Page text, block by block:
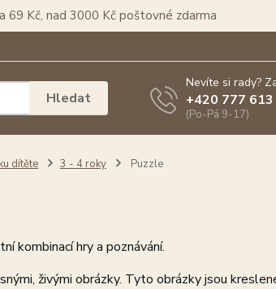
69 Kč, nad 3000 Kč poštovné zdarma
Hledat
Nevíte si rady?
+420 777
(Po-Pá 9-17)
dítěte 3 - 4 roky Puzzle
kombinací hry a poznávání.
živými obrázky. Tyto obrázky jsou